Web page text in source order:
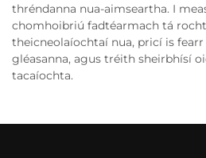
thréndanna nua-aimseartha. I
chomhoibriú fadtéarmach tá
theicneolaíochtaí nua, pricí is
gléasanna, agus tréith sheirbhísí
tacaíochta.